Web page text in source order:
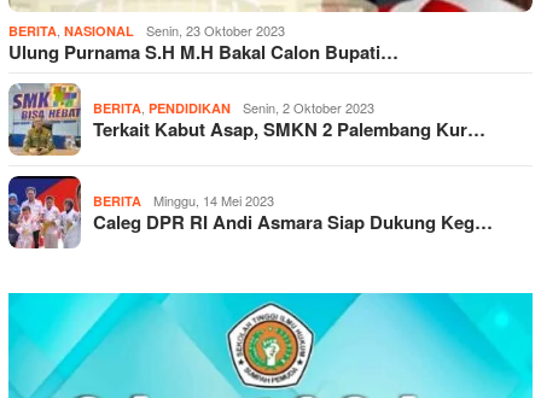
BERITA NASIONAL Senin, 23 Oktober 2023
Ulung Purnama S.H M.H Bakal Calon Bupati…
BERITA PENDIDIKAN Senin, 2 Oktober 2023
Terkait Kabut Asap, SMKN 2 Palembang Kur…
BERITA Minggu, 14 Mei 2023
Caleg DPR RI Andi Asmara Siap Dukung Keg…